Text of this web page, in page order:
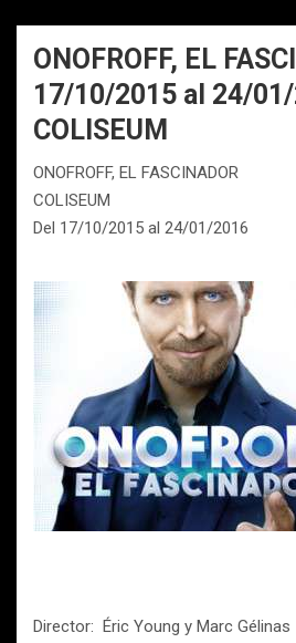
ONOFROFF, EL
17/10/2015 al 24/
COLISEUM
ONOFROFF, EL FASCINADOR
COLISEUM
Del 17/10/2015 al 24/01/2016
Director: Éric Young y Marc Gélinas